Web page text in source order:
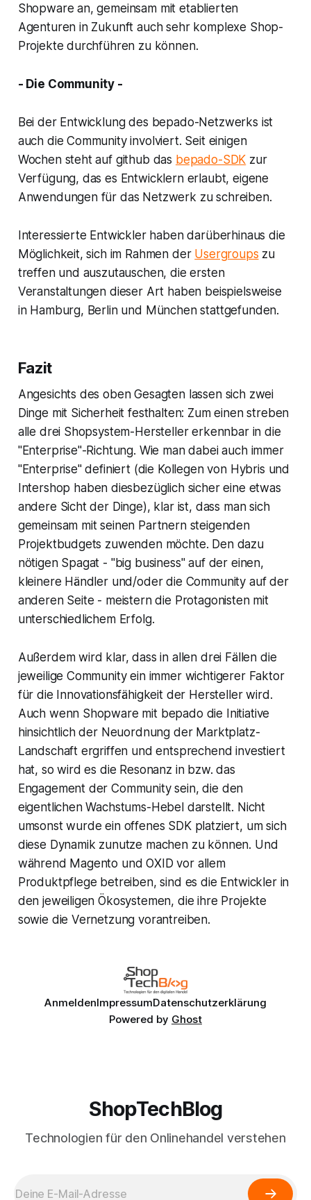
Shopware an, gemeinsam mit etablierten
Agenturen in Zukunft auch sehr komplexe Shop-
Projekte durchführen zu können.
- Die Community -
Bei der Entwicklung des bepado-Netzwerks ist
auch die Community involviert. Seit einigen
Wochen steht auf github das bepado-SDK zur
Verfügung, das es Entwicklern erlaubt, eigene
Anwendungen für das Netzwerk zu schreiben.
Interessierte Entwickler haben darüberhinaus die
Möglichkeit, sich im Rahmen der Usergroups zu
treffen und auszutauschen, die ersten
Veranstaltungen dieser Art haben beispielsweise
in Hamburg, Berlin und München stattgefunden.
Fazit
Angesichts des oben Gesagten lassen sich zwei
Dinge mit Sicherheit festhalten: Zum einen streben
alle drei Shopsystem-Hersteller erkennbar in die
"Enterprise"-Richtung. Wie man dabei auch immer
"Enterprise" definiert (die Kollegen von Hybris und
Intershop haben diesbezüglich sicher eine etwas
andere Sicht der Dinge), klar ist, dass man sich
gemeinsam mit seinen Partnern steigenden
Projektbudgets zuwenden möchte. Den dazu
nötigen Spagat - "big business" auf der einen,
kleinere Händler und/oder die Community auf der
anderen Seite - meistern die Protagonisten mit
unterschiedlichem Erfolg.
Außerdem wird klar, dass in allen drei Fällen die
jeweilige Community ein immer wichtigerer Faktor
für die Innovationsfähigkeit der Hersteller wird.
Auch wenn Shopware mit bepado die Initiative
hinsichtlich der Neuordnung der Marktplatz-
Landschaft ergriffen und entsprechend investiert
hat, so wird es die Resonanz in bzw. das
Engagement der Community sein, die den
eigentlichen Wachstums-Hebel darstellt. Nicht
umsonst wurde ein offenes SDK platziert, um sich
diese Dynamik zunutze machen zu können. Und
während Magento und OXID vor allem
Produktpflege betreiben, sind es die Entwickler in
den jeweiligen Ökosystemen, die ihre Projekte
sowie die Vernetzung vorantreiben.
AnmeldenImpressumDatenschutzerklärung
Powered by Ghost
ShopTechBlog
Technologien für den Onlinehandel verstehen